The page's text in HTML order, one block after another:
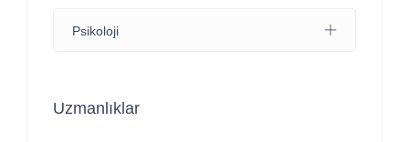
Psikoloji
Uzmanlıklar